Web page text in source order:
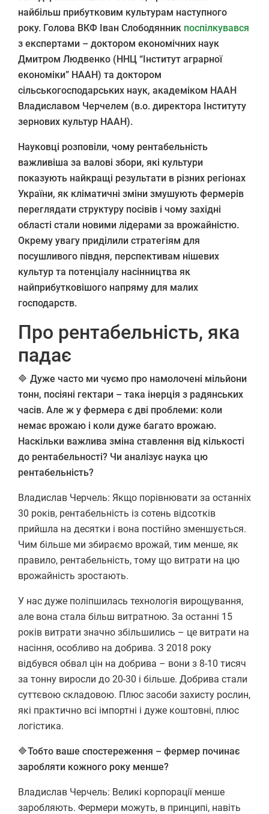
найбільш прибутковим культурам наступного
року. Голова ВКФ Іван Слободянник поспілкувався
з експертами – доктором економічних наук
Дмитром Людвенко (ННЦ “Інститут аграрної
економіки” НААН) та доктором
сільськогосподарських наук, академіком НААН
Владиславом Черчелем (в.о. директора Інституту
зернових культур НААН).
Науковці розповіли, чому рентабельність
важливіша за валові збори, які культури
показують найкращі результати в різних регіонах
України, як кліматичні зміни змушують фермерів
переглядати структуру посівів і чому західні
області стали новими лідерами за врожайністю.
Окрему увагу приділили стратегіям для
посушливого півдня, перспективам нішевих
культур та потенціалу насінництва як
найприбутковішого напряму для малих
господарств.
Про рентабельність, яка
падає
🔷 Дуже часто ми чуємо про намолочені мільйони
тонн, посіяні гектари – така інерція з радянських
часів. Але ж у фермера є дві проблеми: коли
немає врожаю і коли дуже багато врожаю.
Наскільки важлива зміна ставлення від кількості
до рентабельності? Чи аналізує наука цю
рентабельність?
Владислав Черчель: Якщо порівнювати за останніх
30 років, рентабельність із сотень відсотків
прийшла на десятки і вона постійно зменшується.
Чим більше ми збираємо врожай, тим менше, як
правило, рентабельність, тому що витрати на цю
врожайність зростають.
У нас дуже поліпшилась технологія вирощування,
але вона стала більш витратною. За останні 15
років витрати значно збільшились – це витрати на
насіння, особливо на добрива. З 2018 року
відбувся обвал цін на добрива – вони з 8-10 тисяч
за тонну виросли до 20-30 і більше. Добрива стали
суттєвою складовою. Плюс засоби захисту рослин,
які практично всі імпортні і дуже коштовні, плюс
логістика.
🔷Тобто ваше спостереження – фермер починає
заробляти кожного року менше?
Владислав Черчель: Великі корпорації менше
заробляють. Фермери можуть, в принципі, навіть